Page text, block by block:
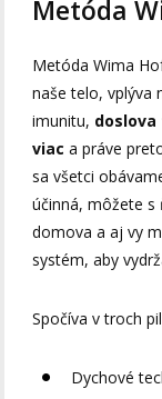
Metóda
Metóda Wima
naše telo, vplýva
imunitu,
viac a práve
sa všetci
účinná, môžete
domova a aj vy
systém, aby
Spočíva v troch
Dychové